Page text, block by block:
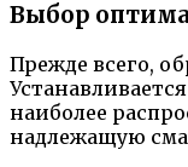
Выбор
Прежде всего,
наиболее
надлежащую